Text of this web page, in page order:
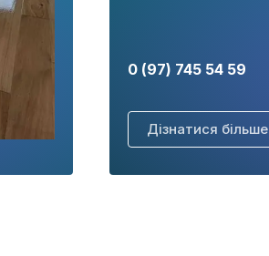
0 (97) 745 54 59
Дізнатися більше